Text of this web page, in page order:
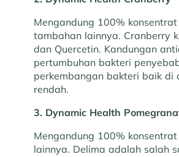
Mengandung 100%
tambahan lainnya. Cranberry
dan Quercetin. Kandungan
pertumbuhan bakteri
perkembangan bakteri baik di
rendah.
3. Dynamic Health
Mengandung 100%
lainnya. Delima adalah salah